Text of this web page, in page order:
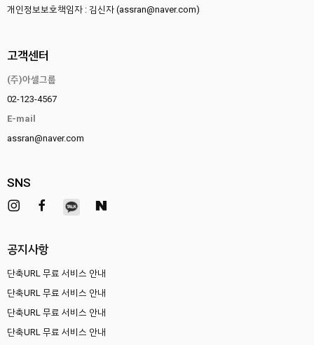
개인정보보호책임자 : 김신자 (assran@naver.com)
고객센터
(주)아셀그룹
02-123-4567
E-mail
assran@naver.com
SNS
공지사항
단축URL 무료 서비스 안내
단축URL 무료 서비스 안내
단축URL 무료 서비스 안내
단축URL 무료 서비스 안내